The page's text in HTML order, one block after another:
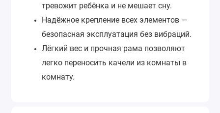
тревожит ребёнка и не мешает сну.
Надёжное крепление всех элементов —
безопасная эксплуатация без вибраций.
Лёгкий вес и прочная рама позволяют
легко переносить качели из комнаты в
комнату.